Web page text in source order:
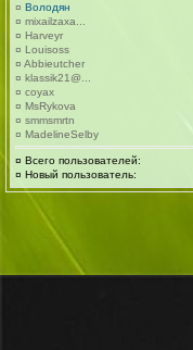
¤ Володян
¤ mixailzaxa...
¤ Harveyr
¤ Louisoss
¤ Abbieutcher
¤ klassik21@...
¤ coyax
¤ MsRykova
¤ smmsmrtn
¤ MadelineSelby
¤ Всего пользователей:
¤ Новый пользователь: